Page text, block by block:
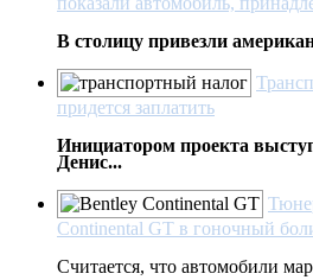
В столицу привезли
придется заплатить
Инициатором проекта
Денис...
Continental GT в гоночный
Считается, что автомобили